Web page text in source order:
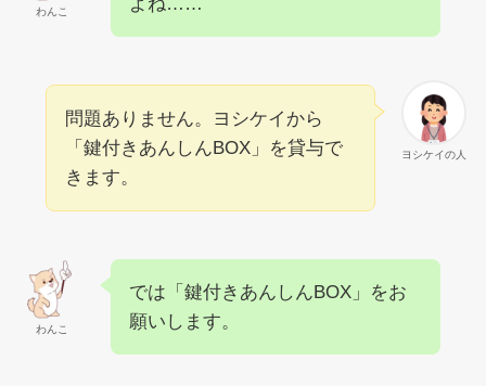
わんこ
ヨシケイの人
問題ありません。ヨシケイから
「鍵付きあんしんBOX」を貸与で
きます。
わんこ
では「鍵付きあんしんBOX」をお
願いします。